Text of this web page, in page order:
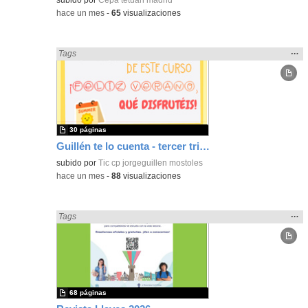
-hace un mes -65 visualizaciones
Guillén te lo cuenta - tercer trimestre 25-26
Encontrado «Periódicos y revistas» en:
Tags
la
…
subido porTic cp jorgeguillen mostoles
30 páginas
-hace un mes -88 visualizaciones
Encontrado «Periódicos y revistas» en:
Tags
la
…
68 páginas